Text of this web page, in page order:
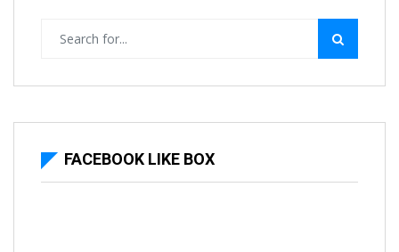
FACEBOOK LIKE BOX